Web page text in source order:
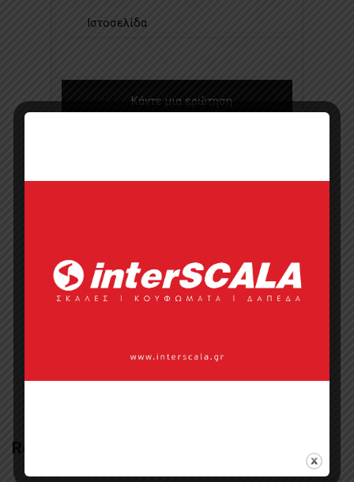
Ιστοσελίδα
Κάντε μια ερώτηση
Κατάλογος σε pdf
Επικοινωνία με πωλητή
Τεχνητοί Καπλαμάδες
Related Products